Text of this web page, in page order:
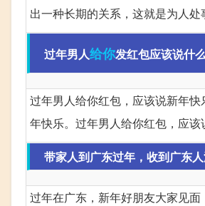
出一种长期的关系，这就是为人处
过年男人给你发红包应该说什
过年男人给你红包，应该说新年
年快乐。过年男人给你红包，应该
带家人到广东过年，收到广东
过年在广东，新年好朋友大家见